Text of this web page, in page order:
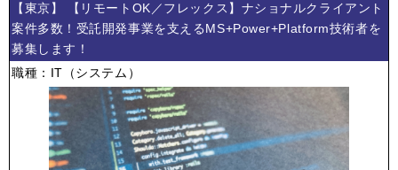
【東京】 【リモートOK／フレックス】ナショナルクライアント
案件多数！受託開発事業を支えるMS+Power+Platform技術者を
募集します！
職種：IT（システム）